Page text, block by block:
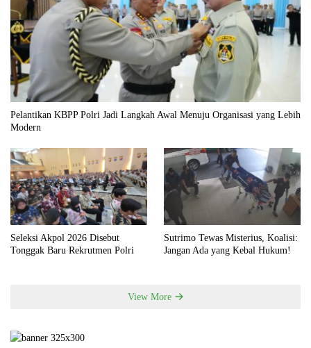
Pelantikan KBPP Polri Jadi Langkah Awal Menuju Organisasi yang Lebih
Modern
Seleksi Akpol 2026 Disebut
Tonggak Baru Rekrutmen Polri
Sutrimo Tewas Misterius, Koalisi:
Jangan Ada yang Kebal Hukum!
View More